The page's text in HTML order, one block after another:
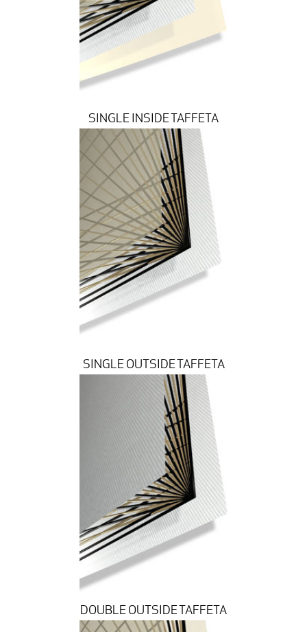
SINGLE INSIDE TAFFETA
SINGLE OUTSIDE TAFFETA
DOUBLE OUTSIDE TAFFETA